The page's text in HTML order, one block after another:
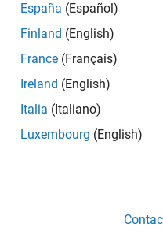
Senior Software Quality
Senior Software Quality
FR-Meudon| Ingénierie
Leverage your C/C++
automated test suites,
España (Español)
Finland (English)
France (Français)
Ireland (English)
Italia (Italiano)
Luxembourg (English)